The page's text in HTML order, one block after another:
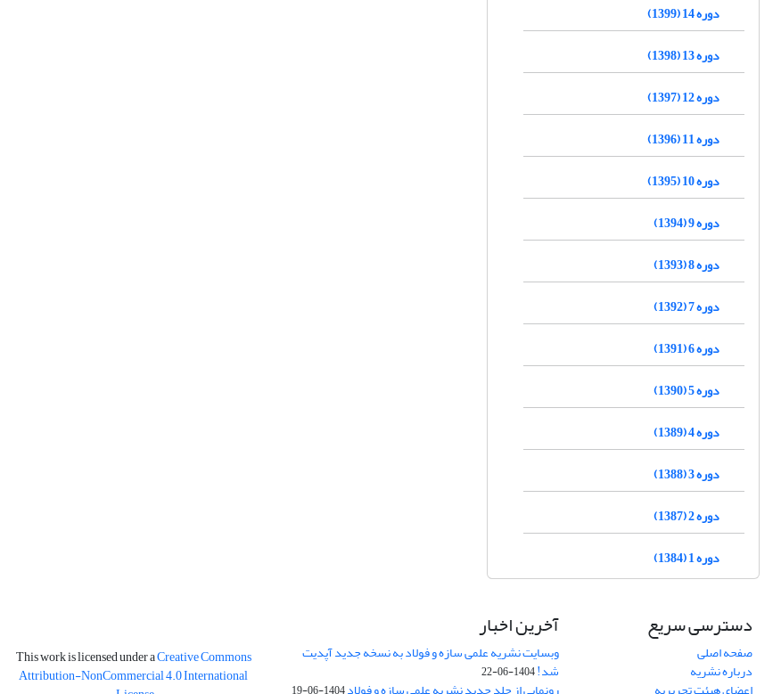
دوره 14 (1399)
دوره 13 (1398)
دوره 12 (1397)
دوره 11 (1396)
دوره 10 (1395)
دوره 9 (1394)
دوره 8 (1393)
دوره 7 (1392)
دوره 6 (1391)
دوره 5 (1390)
دوره 4 (1389)
دوره 3 (1388)
دوره 2 (1387)
دوره 1 (1384)
دسترسی سریع
صفحه اصلی
درباره نشریه
آخرین اخبار
وبسایت نشریه علمی سازه و فولاد به نسخه جدید آپدیت
شد!1404-06-22
This work is licensed under aCreative Commons
Attribution-NonCommercial 4.0 International